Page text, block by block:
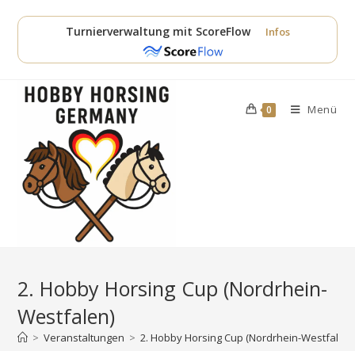
Inhalt
Turnierverwaltung mit ScoreFlow Infos
0 Menü
2. Hobby Horsing Cup (Nordrhein-
Westfalen)
> Veranstaltungen > 2. Hobby Horsing Cup (Nordrhein-Westfalen)